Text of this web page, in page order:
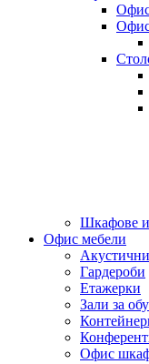
Офис
Шкафове и
Офис мебели
Гардероби
Етажерки
Зали за
Офис